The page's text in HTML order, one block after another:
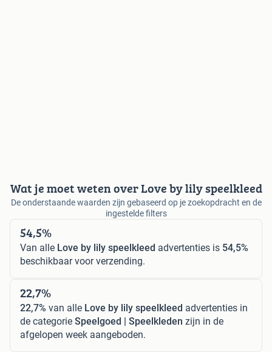
Wat je moet weten over Love by lily speelkleed
De onderstaande waarden zijn gebaseerd op je zoekopdracht en de
ingestelde filters
54,5%
Van alle Love by lily speelkleed advertenties is 54,5%
beschikbaar voor verzending.
22,7%
22,7% van alle Love by lily speelkleed advertenties in
de categorie Speelgoed | Speelkleden zijn in de
afgelopen week aangeboden.